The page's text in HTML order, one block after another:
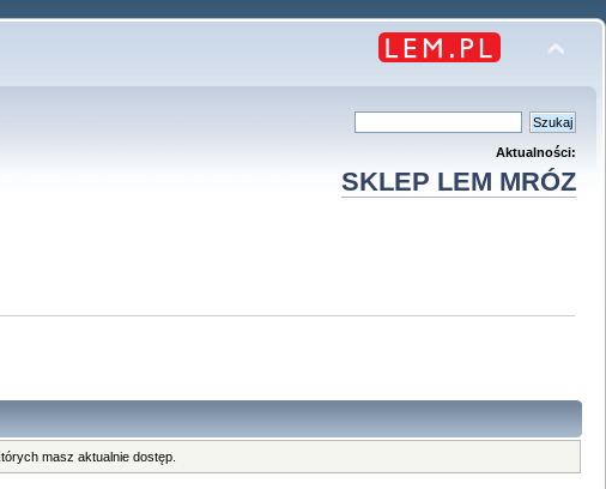
Aktualności:
SKLEP LEM MRÓZ
masz aktualnie dostęp.